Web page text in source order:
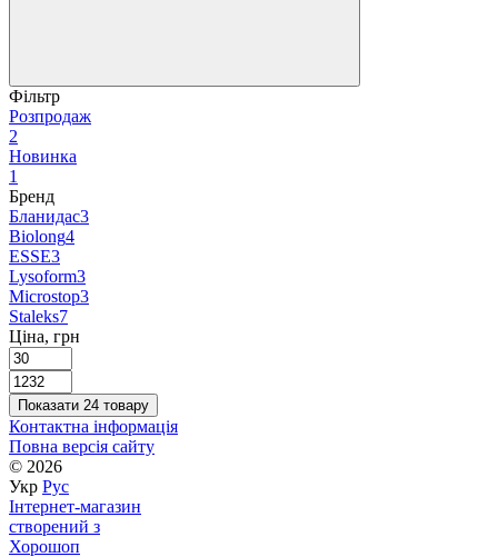
Фільтр
Розпродаж
2
Новинка
1
Бренд
Бланидас3
Biolong4
ESSE3
Lysoform3
Microstop3
Staleks7
Ціна, грн
Показати 24 товару
Контактна інформація
Повна версія сайту
© 2026
Укр Рус
Інтернет-магазин
створений з
Хорошоп